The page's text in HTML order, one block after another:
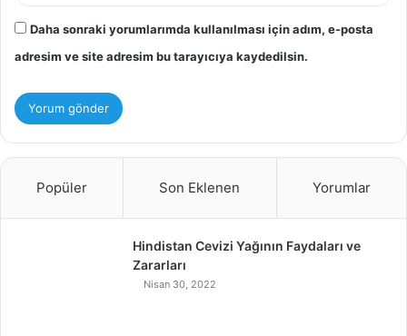
Daha sonraki yorumlarımda kullanılması için adım, e-posta
adresim ve site adresim bu tarayıcıya kaydedilsin.
Popüler Son Eklenen Yorumlar
Hindistan Cevizi Yağının Faydaları ve
Zararları
Nisan 30, 2022